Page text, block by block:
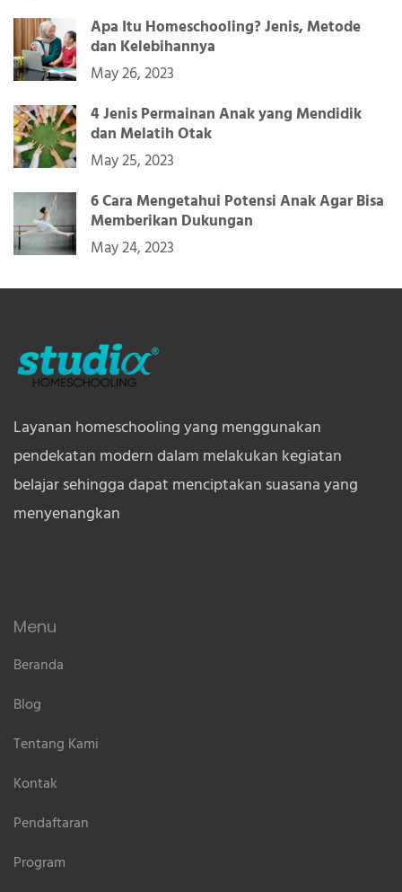
Apa Itu Homeschooling? Jenis, Metode
dan Kelebihannya
May 26, 2023
4 Jenis Permainan Anak yang Mendidik
dan Melatih Otak
May 25, 2023
6 Cara Mengetahui Potensi Anak Agar Bisa
Memberikan Dukungan
May 24, 2023
Layanan homeschooling yang menggunakan
pendekatan modern dalam melakukan kegiatan
belajar sehingga dapat menciptakan suasana yang
menyenangkan
Menu
Beranda
Blog
Tentang Kami
Kontak
Pendaftaran
Program